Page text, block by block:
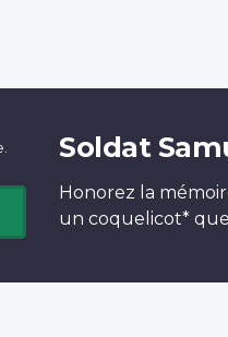
Soldat
Honorez la
un coquelicot*